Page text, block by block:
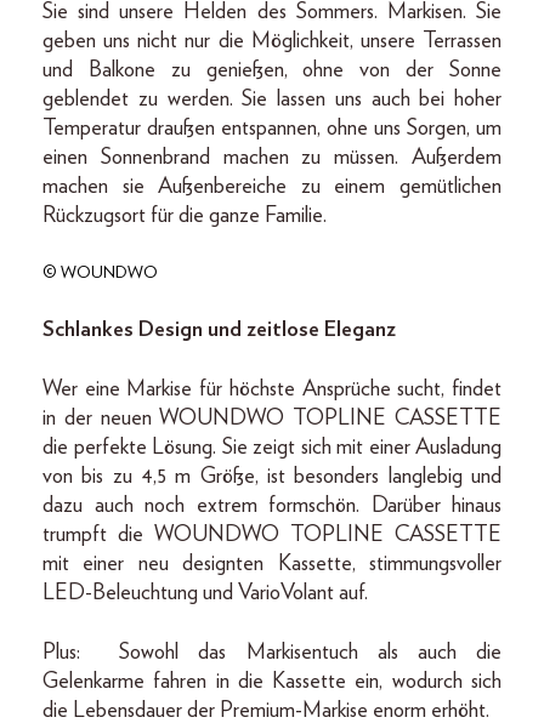
Sie sind unsere Helden des Sommers. Markisen. Sie
geben uns nicht nur die Möglichkeit, unsere Terrassen
und Balkone zu genießen, ohne von der Sonne
geblendet zu werden. Sie lassen uns auch bei hoher
Temperatur draußen entspannen, ohne uns Sorgen, um
einen Sonnenbrand machen zu müssen. Außerdem
machen sie Außenbereiche zu einem gemütlichen
Rückzugsort für die ganze Familie.
© WOUNDWO
Schlankes Design und zeitlose Eleganz
Wer eine Markise für höchste Ansprüche sucht, findet
in der neuen WOUNDWO TOPLINE CASSETTE
die perfekte Lösung. Sie zeigt sich mit einer Ausladung
von bis zu 4,5 m Größe, ist besonders langlebig und
dazu auch noch extrem formschön. Darüber hinaus
trumpft die WOUNDWO TOPLINE CASSETTE
mit einer neu designten Kassette, stimmungsvoller
LED-Beleuchtung und VarioVolant auf.
Plus: Sowohl das Markisentuch als auch die
Gelenkarme fahren in die Kassette ein, wodurch sich
die Lebensdauer der Premium-Markise enorm erhöht.